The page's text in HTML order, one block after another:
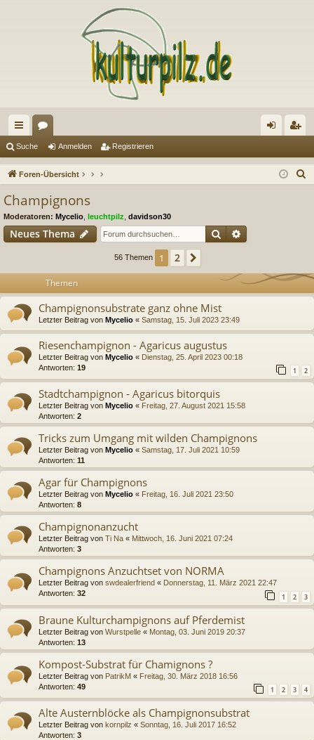
ch
ne
riff
en m ist
Suche Anmelden Registrieren
Foren-Übersicht
Champignons
Moderatoren: Mycelio leuchtpilz davidson30
Neues Thema Suche
56 Themen 1 2
Themen
Champignonsubstrate ganz ohne Mist
Letzter Beitrag von Mycelio « Samstag, 15. Juli 2023 23:49
Riesenchampignon - Agaricus augustus
Letzter Beitrag von Mycelio « Dienstag, 25. April 2023 00:18
Antworten: 19 1 2
Stadtchampignon - Agaricus bitorquis
Letzter Beitrag von Mycelio « Freitag, 27. August 2021 15:58
Antworten: 2
Tricks zum Umgang mit wilden Champignons
Letzter Beitrag von Mycelio « Samstag, 17. Juli 2021 10:59
Antworten: 11
Agar für Champignons​
Letzter Beitrag von Mycelio « Freitag, 16. Juli 2021 23:50
Antworten: 8
Champignonanzucht
Letzter Beitrag von Ti Na « Mittwoch, 16. Juni 2021 07:24
Antworten: 3
Champignons Anzuchtset von NORMA
Letzter Beitrag von swdealerfriend « Donnerstag, 11. März 2021 22:47
Antworten: 32 1 2 3
Braune Kulturchampignons auf Pferdemist
Letzter Beitrag von Wurstpelle « Montag, 03. Juni 2019 20:37
Antworten: 13
Kompost-Substrat für Chamignons ?
Letzter Beitrag von PatrikM « Freitag, 30. März 2018 16:56
Antworten: 49 1 2 3 4
Alte Austernblöcke als Champignonsubstrat
Letzter Beitrag von kornpilz « Sonntag, 16. Juli 2017 16:52
Antworten: 3